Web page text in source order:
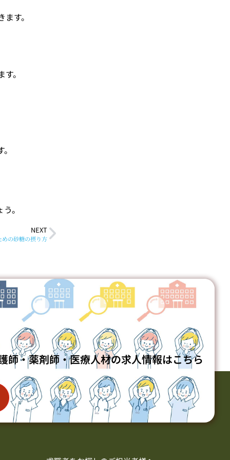
す。
。
。
NEXT
めの砂糖の摂り方
師・薬剤師・医療人材の求人情報はこちら